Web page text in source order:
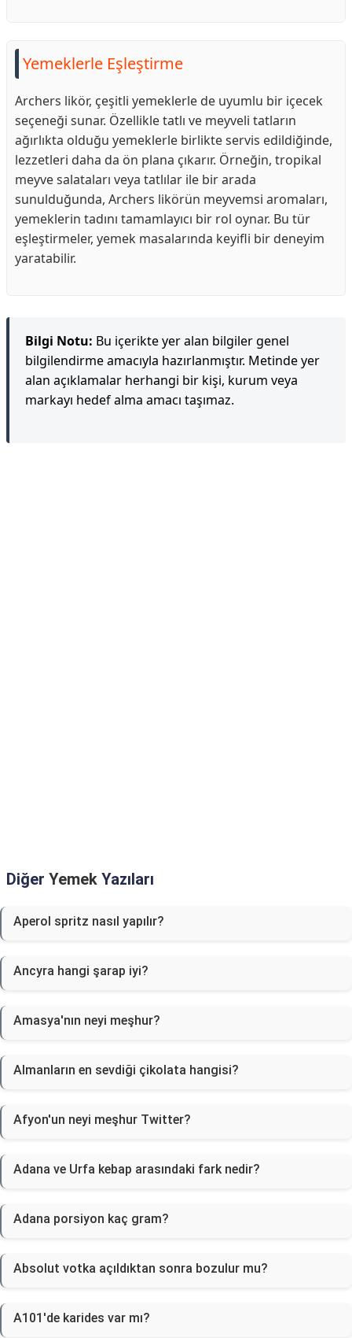
Yemeklerle Eşleştirme
Archers likör, çeşitli yemeklerle de uyumlu bir içecek
seçeneği sunar. Özellikle tatlı ve meyveli tatların
ağırlıkta olduğu yemeklerle birlikte servis edildiğinde,
lezzetleri daha da ön plana çıkarır. Örneğin, tropikal
meyve salataları veya tatlılar ile bir arada
sunulduğunda, Archers likörün meyvemsi aromaları,
yemeklerin tadını tamamlayıcı bir rol oynar. Bu tür
eşleştirmeler, yemek masalarında keyifli bir deneyim
yaratabilir.
Bilgi Notu: Bu içerikte yer alan bilgiler genel
bilgilendirme amacıyla hazırlanmıştır. Metinde yer
alan açıklamalar herhangi bir kişi, kurum veya
markayı hedef alma amacı taşımaz.
Diğer Yemek Yazıları
Aperol spritz nasıl yapılır?
Ancyra hangi şarap iyi?
Amasya'nın neyi meşhur?
Almanların en sevdiği çikolata hangisi?
Afyon'un neyi meşhur Twitter?
Adana ve Urfa kebap arasındaki fark nedir?
Adana porsiyon kaç gram?
Absolut votka açıldıktan sonra bozulur mu?
A101'de karides var mı?